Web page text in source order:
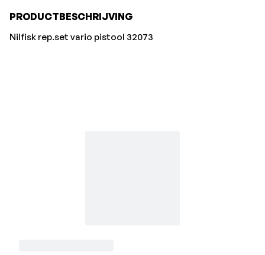
PRODUCTBESCHRIJVING
Nilfisk rep.set vario pistool 32073